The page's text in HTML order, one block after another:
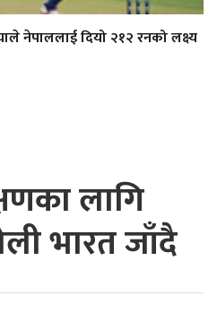
नेपाललाई दियो २१२ रनको लक्ष्य
लागि
भारत जाँदै